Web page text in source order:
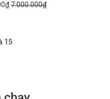
7.000.000₫
15